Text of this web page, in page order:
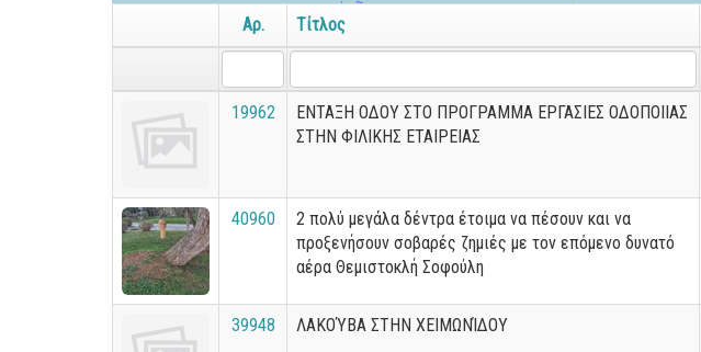
Αρ. Τίτλος
19962
ΕΝΤΑΞΗ ΟΔΟΥ ΣΤΟ ΠΡΟΓΡΑΜΜΑ ΕΡΓΑΣΙΕΣ ΟΔΟΠΟΙΙΑΣ
ΣΤΗΝ ΦΙΛΙΚΗΣ ΕΤΑΙΡΕΙΑΣ
40960
2 πολύ μεγάλα δέντρα έτοιμα να πέσουν και να
προξενήσουν σοβαρές ζημιές με τον επόμενο δυνατό
αέρα Θεμιστοκλή Σοφούλη
39948 ΛΑΚΟΎΒΑ ΣΤΗΝ ΧΕΙΜΩΝΊΔΟΥ